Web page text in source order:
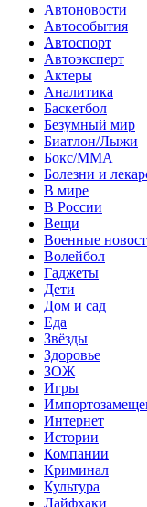
Автоновости
Автособытия
Автоспорт
Автоэксперт
Актеры
Аналитика
Баскетбол
Безумный мир
Биатлон/Лыжи
Бокс/MMA
Болезни и
В мире
В России
Вещи
Военные
Волейбол
Гаджеты
Дети
Дом и сад
Еда
Звёзды
Здоровье
ЗОЖ
Игры
Интернет
Истории
Компании
Криминал
Культура
Лайфхаки